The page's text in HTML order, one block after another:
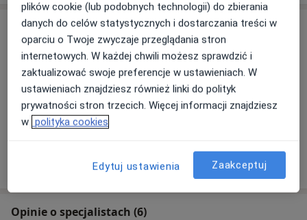
Adres
Powiększ mapę
Szubińska 87b, Białe Błota
Opinie o specjalistach (6)
plików cookie (lub podobnych technologii) do zbierania
danych do celów statystycznych i dostarczania treści w
oparciu o Twoje zwyczaje przeglądania stron
internetowych. W każdej chwili możesz sprawdzić i
zaktualizować swoje preferencje w ustawieniach. W
ustawieniach znajdziesz również linki do polityk
prywatności stron trzecich. Więcej informacji znajdziesz
w polityka cookies
Edytuj ustawienia Zaakceptuj